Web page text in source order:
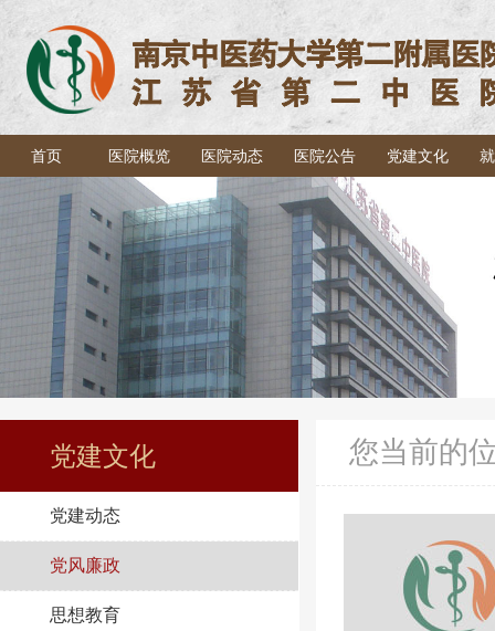
首页 医院概览 医院动态 医院公告 党建文化
党建文化
党建动态
党风廉政
思想教育
您当前的